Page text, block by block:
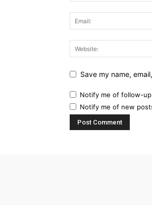
Save my name,
Notify me of follow-
Notify me of new